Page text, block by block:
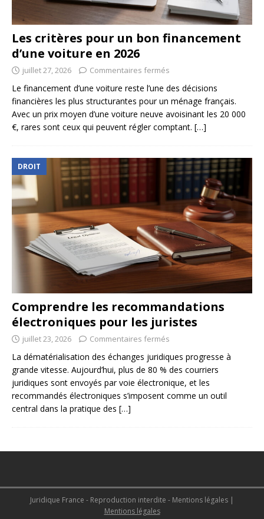
Les critères pour un bon financement
d’une voiture en 2026
juillet 27, 2026 Commentaires fermés
Le financement d’une voiture reste l’une des décisions
financières les plus structurantes pour un ménage français.
Avec un prix moyen d’une voiture neuve avoisinant les 20 000
€, rares sont ceux qui peuvent régler comptant. […]
DROIT
Comprendre les recommandations
électroniques pour les juristes
juillet 23, 2026 Commentaires fermés
La dématérialisation des échanges juridiques progresse à
grande vitesse. Aujourd’hui, plus de 80 % des courriers
juridiques sont envoyés par voie électronique, et les
recommandés électroniques s’imposent comme un outil
central dans la pratique des […]
Juridique France - Reproduction interdite - Mentions légales |
Mentions légales